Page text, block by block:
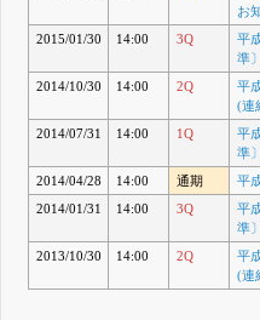
お
2015/01/30
14:00 3Q
平
準
2014/10/30
14:00 2Q
平
(連
2014/07/31
14:00 1Q
平
準
2014/04/28
14:00 通期
平
2014/01/31
14:00 3Q
平
準
2013/10/30
14:00 2Q
平
(連